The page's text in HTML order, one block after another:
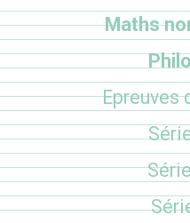
Maths
Epreuves